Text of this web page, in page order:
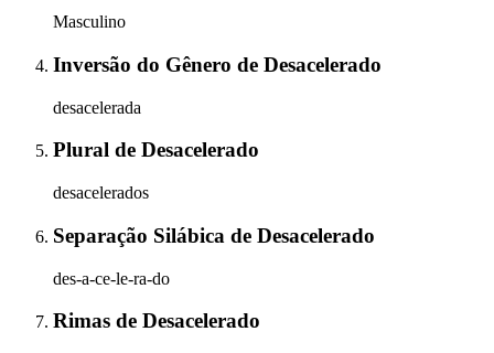
Masculino
Inversão do Gênero de Desacelerado
desacelerada
Plural de Desacelerado
desacelerados
Separação Silábica de Desacelerado
des-a-ce-le-ra-do
Rimas de Desacelerado